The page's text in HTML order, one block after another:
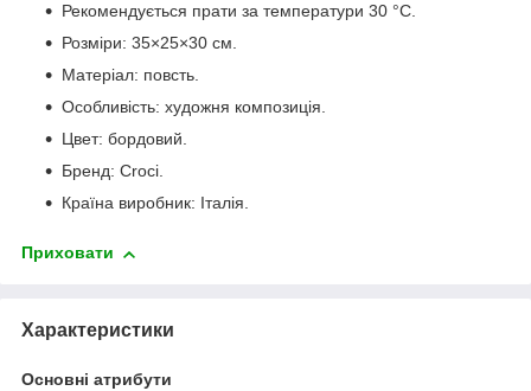
Рекомендується прати за температури 30 °C.
Розміри: 35×25×30 см.
Матеріал: повсть.
Особливість: художня композиція.
Цвет: бордовий.
Бренд: Croci.
Країна виробник: Італія.
Приховати
Характеристики
Основні атрибути